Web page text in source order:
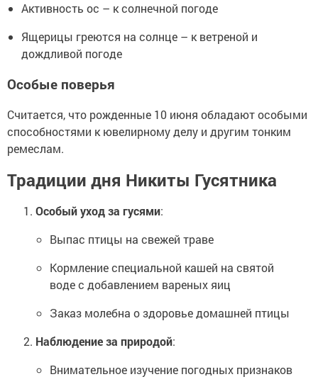
Активность ос – к солнечной погоде
Ящерицы греются на солнце – к ветреной и
дождливой погоде
Особые поверья
Считается, что рожденные 10 июня обладают особыми
способностями к ювелирному делу и другим тонким
ремеслам.
Традиции дня Никиты Гусятника
Особый уход за гусями:
Выпас птицы на свежей траве
Кормление специальной кашей на святой
воде с добавлением вареных яиц
Заказ молебна о здоровье домашней птицы
Наблюдение за природой:
Внимательное изучение погодных признаков